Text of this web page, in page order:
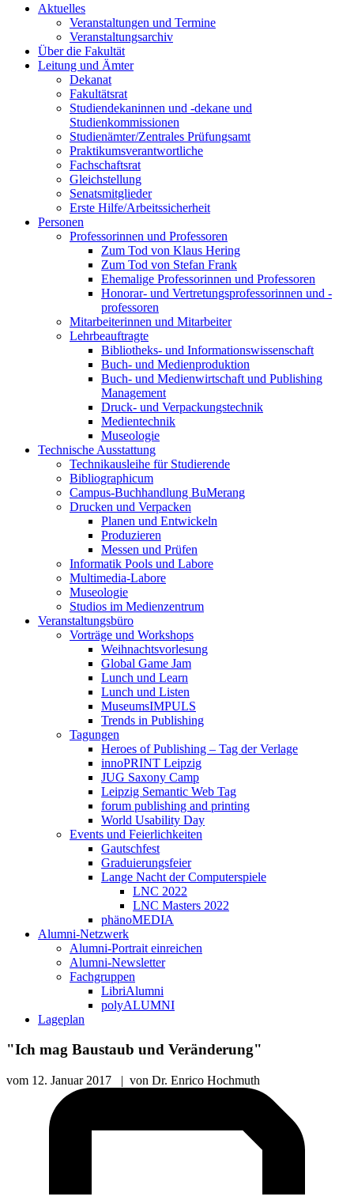
Aktuelles
Veranstaltungen und Termine
Veranstaltungsarchiv
Über die Fakultät
Leitung und Ämter
Dekanat
Fakultätsrat
Studiendekaninnen und -dekane und
Studienkommissionen
Studienämter/Zentrales Prüfungsamt
Praktikumsverantwortliche
Fachschaftsrat
Gleichstellung
Senatsmitglieder
Erste Hilfe/Arbeitssicherheit
Personen
Professorinnen und Professoren
Zum Tod von Klaus Hering
Zum Tod von Stefan Frank
Ehemalige Professorinnen und Professoren
Honorar- und Vertretungsprofessorinnen und -
professoren
Mitarbeiterinnen und Mitarbeiter
Lehrbeauftragte
Bibliotheks- und Informationswissenschaft
Buch- und Medienproduktion
Buch- und Medienwirtschaft und Publishing
Management
Druck- und Verpackungstechnik
Medientechnik
Museologie
Technische Ausstattung
Technikausleihe für Studierende
Bibliographicum
Campus-Buchhandlung BuMerang
Drucken und Verpacken
Planen und Entwickeln
Produzieren
Messen und Prüfen
Informatik Pools und Labore
Multimedia-Labore
Museologie
Studios im Medienzentrum
Veranstaltungsbüro
Vorträge und Workshops
Weihnachtsvorlesung
Global Game Jam
Lunch und Learn
Lunch und Listen
MuseumsIMPULS
Trends in Publishing
Tagungen
Heroes of Publishing – Tag der Verlage
innoPRINT Leipzig
JUG Saxony Camp
Leipzig Semantic Web Tag
forum publishing and printing
World Usability Day
Events und Feierlichkeiten
Gautschfest
Graduierungsfeier
Lange Nacht der Computerspiele
LNC 2022
LNC Masters 2022
phänoMEDIA
Alumni-Netzwerk
Alumni-Portrait einreichen
Alumni-Newsletter
Fachgruppen
LibriAlumni
polyALUMNI
Lageplan
"Ich mag Baustaub und Veränderung"
vom 12. Januar 2017 | von Dr. Enrico Hochmuth